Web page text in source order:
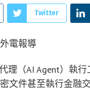
Twitter
電報導
理（AI Agent）執
文件甚至執行金融